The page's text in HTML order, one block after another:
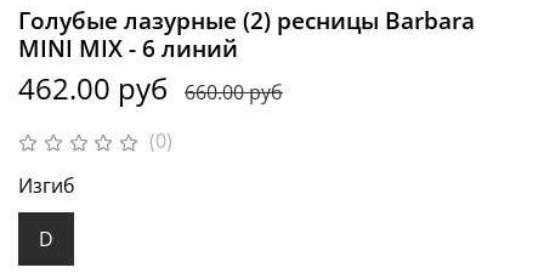
(0)
Голубые лазурные (2) ресницы Barbara
MINI MIX - 6 линий
462.00 руб 660.00 руб
Изгиб
D